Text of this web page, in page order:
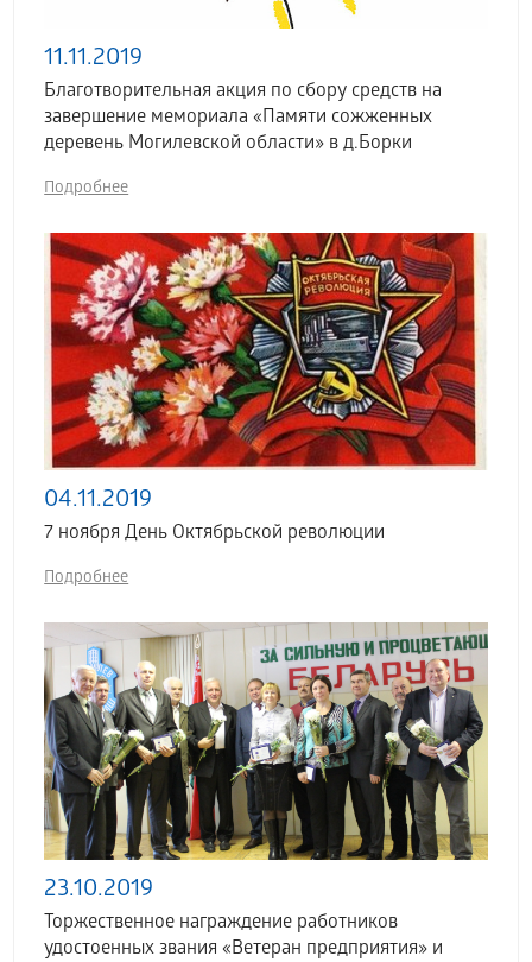
11.11.2019
Благотворительная акция по сбору средств на
завершение мемориала «Памяти сожженных
деревень Могилевской области» в д.Борки
Подробнее
04.11.2019
7 ноября День Октябрьской революции
Подробнее
23.10.2019
Торжественное награждение работников
удостоенных звания «Ветеран предприятия» и